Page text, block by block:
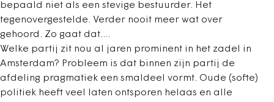
bepaald niet als een stevige bestuurder. Het
tegenovergestelde. Verder nooit meer wat over
gehoord. Zo gaat dat....
Welke partij zit nou al jaren prominent in het zadel in
Amsterdam? Probleem is dat binnen zijn partij de
afdeling pragmatiek een smaldeel vormt. Oude (softe)
politiek heeft veel laten ontsporen helaas en alle